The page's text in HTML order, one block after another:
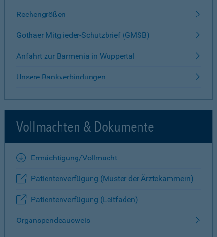
Rechengrößen
Gothaer Mitglieder-Schutzbrief (GMSB)
Anfahrt zur Barmenia in Wuppertal
Unsere Bankverbindungen
Vollmachten & Dokumente
Ermächtigung/Vollmacht
Patientenverfügung (Muster der Ärztekammern)
Patientenverfügung (Leitfaden)
Organspendeausweis